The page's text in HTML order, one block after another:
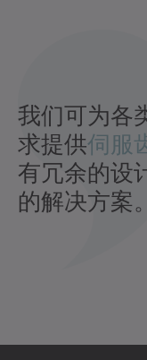
我们可为各
求提供伺服
有冗余的设
的解决方案。